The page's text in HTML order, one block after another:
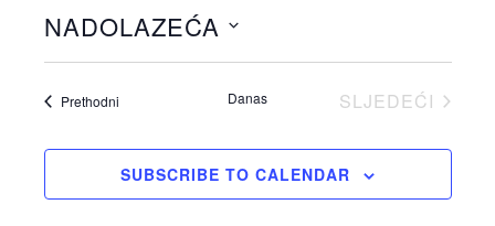
NADOLAZEĆA
PrethodniDogađaji Danas
SLJEDEĆI
SUBSCRIBE TO CALENDAR